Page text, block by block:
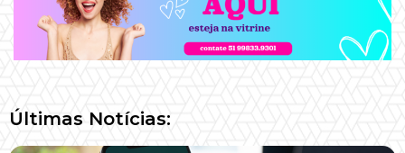
Últimas Notícias: